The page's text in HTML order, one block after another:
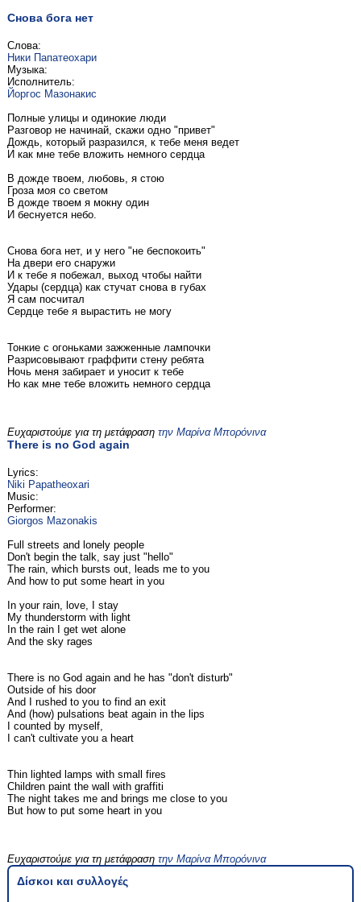
Снова бога нет
Слова:
Ники Папатеохари
Музыка:
Исполнитель:
Йоргос Мазонакис
Полные улицы и одинокие люди
Разговор не начинай, скажи одно "привет"
Дождь, который разразился, к тебе меня ведет
И как мне тебе вложить немного сердца
В дожде твоем, любовь, я стою
Гроза моя со светом
В дожде твоем я мокну один
И беснуется небо.
Снова бога нет, и у него "не беспокоить"
На двери его снаружи
И к тебе я побежал, выход чтобы найти
Удары (сердца) как стучат снова в губах
Я сам посчитал
Сердце тебе я вырастить не могу
Тонкие с огоньками зажженные лампочки
Разрисовывают граффити стену ребята
Ночь меня забирает и уносит к тебе
Но как мне тебе вложить немного сердца
Ευχαριστούμε για τη μετάφραση την Μαρίνα Μπορόνινα
There is no God again
Lyrics:
Niki Papatheoxari
Music:
Performer:
Giorgos Mazonakis
Full streets and lonely people
Don't begin the talk, say just "hello"
The rain, which bursts out, leads me to you
And how to put some heart in you
In your rain, love, I stay
My thunderstorm with light
In the rain I get wet alone
And the sky rages
There is no God again and he has "don't disturb"
Outside of his door
And I rushed to you to find an exit
And (how) pulsations beat again in the lips
I counted by myself,
I can't cultivate you a heart
Thin lighted lamps with small fires
Children paint the wall with graffiti
The night takes me and brings me close to you
But how to put some heart in you
Ευχαριστούμε για τη μετάφραση την Μαρίνα Μπορόνινα
Δίσκοι και συλλογές